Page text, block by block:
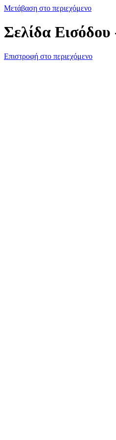
Μετάβαση στο περιεχόμενο
Σελίδα
Επιστροφή στο περιεχόμενο